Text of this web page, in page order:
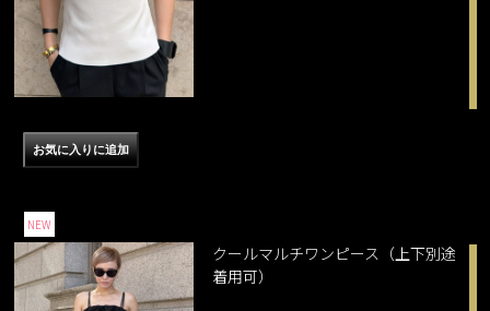
NEW
クールマルチワンピース（上下別途
着用可）